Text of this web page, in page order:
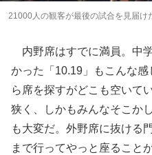
21000人の観客が最後の試合を見届け
内野席はすでに満員。中
かった「10.19」もこんな
ら席を探すがどこも空いて
狭く、しかもみんなそこか
も大変だ。外野席に抜ける
まで行ってやっと座ること